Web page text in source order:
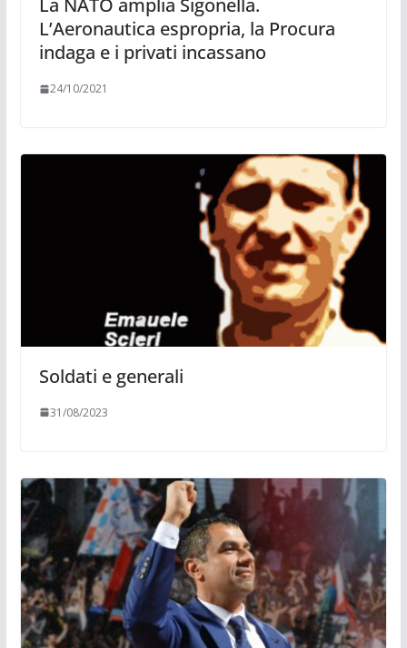
La NATO amplia Sigonella.
L’Aeronautica espropria, la Procura
indaga e i privati incassano
24/10/2021
Soldati e generali
31/08/2023